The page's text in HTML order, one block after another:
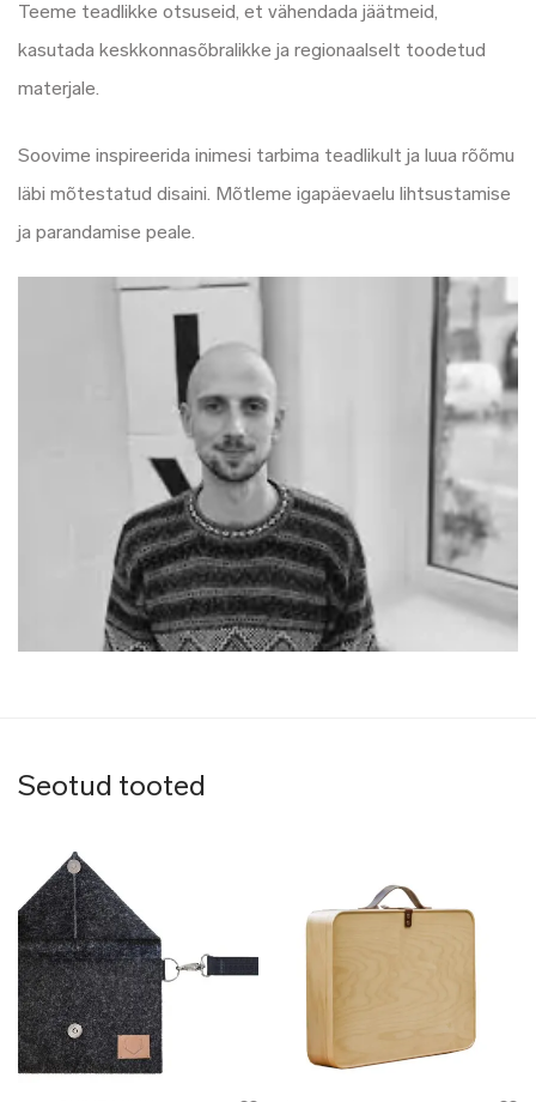
Teeme teadlikke otsuseid, et vähendada jäätmeid,
kasutada keskkonnasõbralikke ja regionaalselt toodetud
materjale.
Soovime inspireerida inimesi tarbima teadlikult ja luua rõõmu
läbi mõtestatud disaini. Mõtleme igapäevaelu lihtsustamise
ja parandamise peale.
Seotud tooted